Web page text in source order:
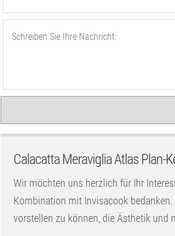
Calacatta Meraviglia Atlas
Wir möchten uns herzlich für Ihr
Kombination mit Invisacook
vorstellen zu können, die Ästhetik und